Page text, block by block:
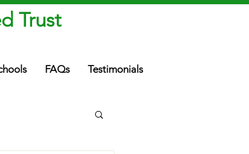
Trust
FAQs Testimonials